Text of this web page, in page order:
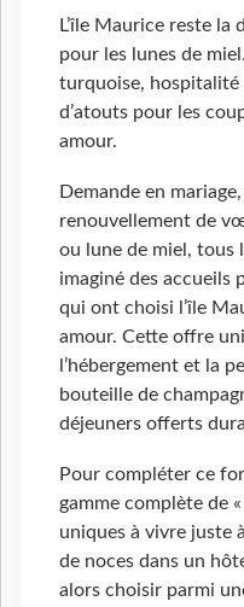
L’île Maurice reste
pour les lunes de
turquoise, hospitalité
d’atouts pour les
amour.
Demande en
renouvellement de
ou lune de miel, tous
imaginé des accueils
qui ont choisi l’île
amour. Cette offre
l’hébergement et la
bouteille de
déjeuners offerts
Pour compléter ce
gamme complète de
uniques à vivre juste
de noces dans un
alors choisir parmi